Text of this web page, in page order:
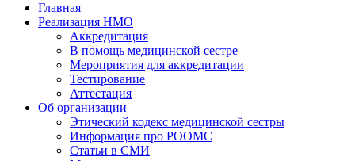
Главная
Реализация НМО
Аккредитация
В помощь медицинской сестре
Мероприятия для аккредитации
Тестирование
Аттестация
Об организации
Этический кодекс медицинской сестры
Информация про РООМС
Статьи в СМИ